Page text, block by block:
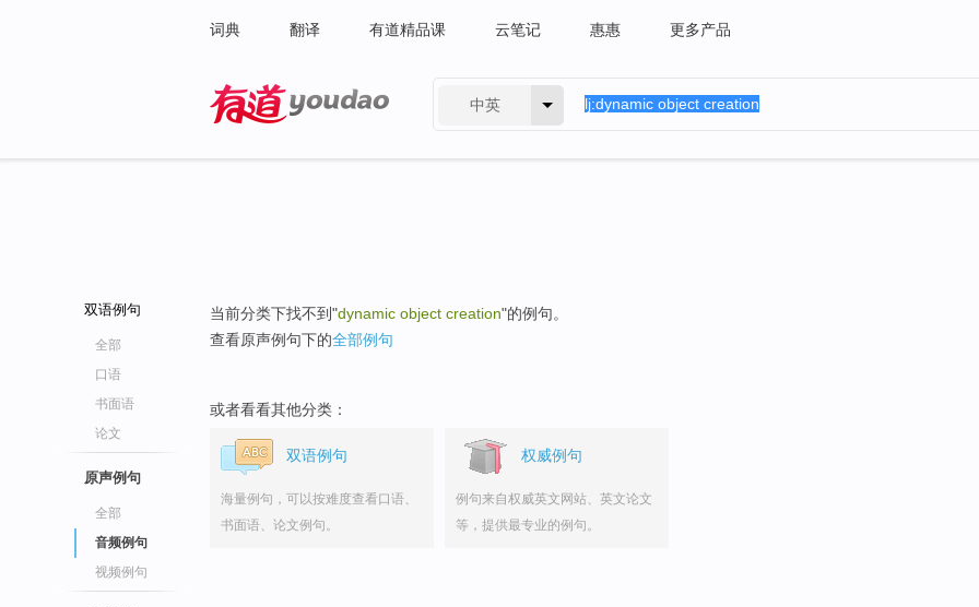
词典 翻译 有道精品课 云笔记 惠惠 更多产品
中英
双语例句
全部
口语
书面语
论文
原声例句
全部
音频例句
视频例句
当前分类下找不到"dynamic object creation"的例句。
查看原声例句下的全部例句
或者看看其他分类：
双语例句
海量例句，可以按难度查看口语、
书面语、论文例句。
权威例句
例句来自权威英文网站、英文论文
等，提供最专业的例句。